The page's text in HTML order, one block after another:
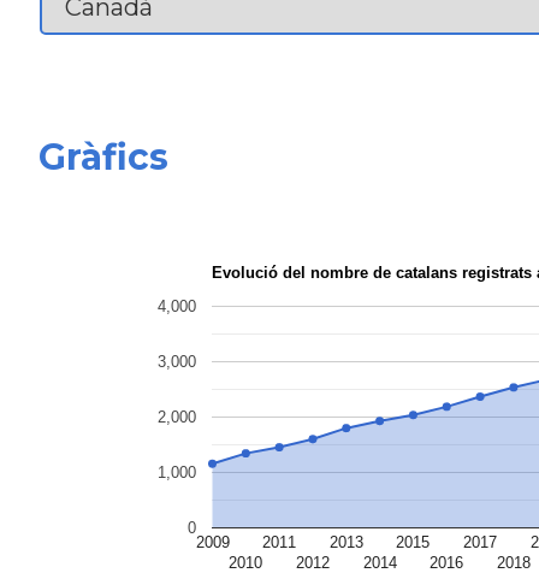
Gràfics
Evolució del nombre de catalans registrats
2009
2010
2011
2012
2013
2014
2015
2016
2017
2018
0
1,000
2,000
3,000
4,000